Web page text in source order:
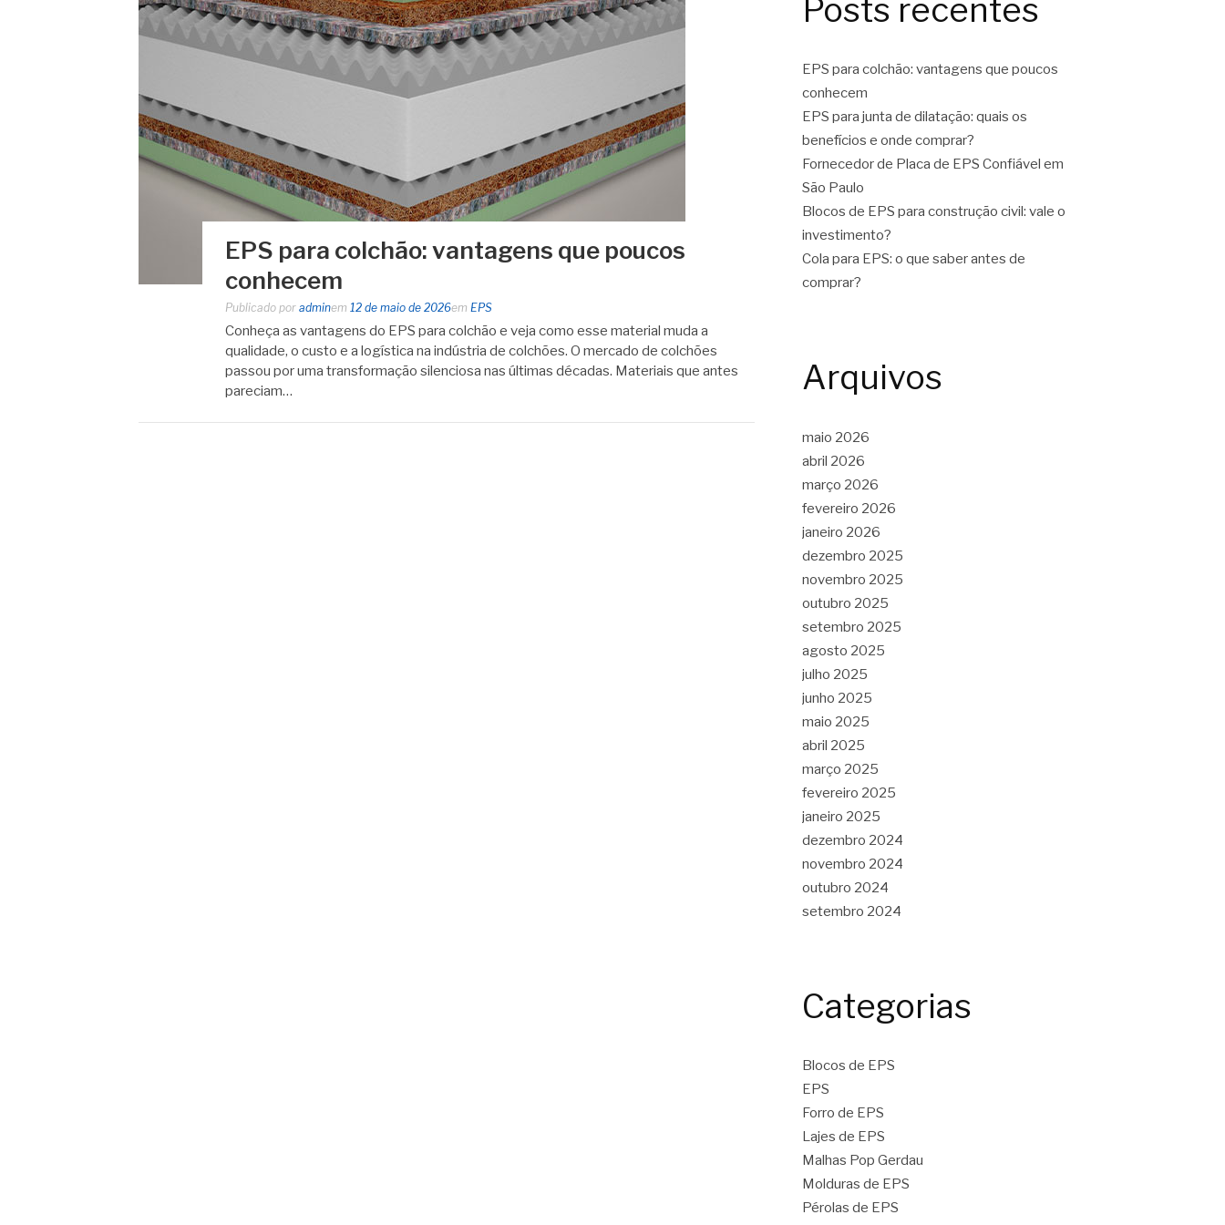
EPS para colchão: vantagens que poucos
conhecem
Publicado por adminem 12 de maio de 2026em EPS
Conheça as vantagens do EPS para colchão e veja como esse material muda a
qualidade, o custo e a logística na indústria de colchões. O mercado de colchões
passou por uma transformação silenciosa nas últimas décadas. Materiais que antes
pareciam…
Posts recentes
EPS para colchão: vantagens que poucos
conhecem
EPS para junta de dilatação: quais os
benefícios e onde comprar?
Fornecedor de Placa de EPS Confiável em
São Paulo
Blocos de EPS para construção civil: vale o
investimento?
Cola para EPS: o que saber antes de
comprar?
Arquivos
maio 2026
abril 2026
março 2026
fevereiro 2026
janeiro 2026
dezembro 2025
novembro 2025
outubro 2025
setembro 2025
agosto 2025
julho 2025
junho 2025
maio 2025
abril 2025
março 2025
fevereiro 2025
janeiro 2025
dezembro 2024
novembro 2024
outubro 2024
setembro 2024
Categorias
Blocos de EPS
EPS
Forro de EPS
Lajes de EPS
Malhas Pop Gerdau
Molduras de EPS
Pérolas de EPS